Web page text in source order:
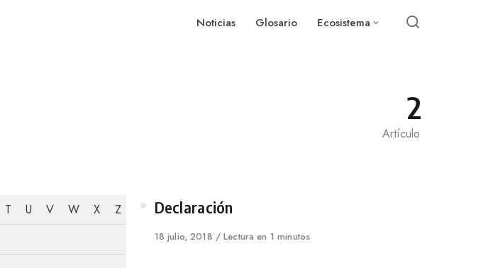
Noticias Glosario Ecosistema
2
Artículo
T U V W X
Z
Category
Declaración
Published
18 julio, 2018 Lectura en 1 minutos